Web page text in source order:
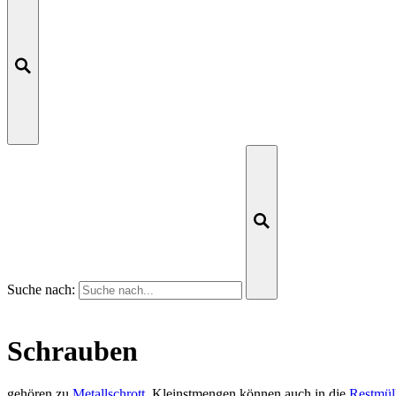
Suche nach:
Schrauben